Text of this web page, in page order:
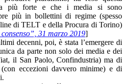
più forte e che i media si sono
più in bollettini di regime (spesso
di TELT e della Procura di Torino)
31 marzo 2019]
decenni, poi, è stata l’emergere di
da parte non solo dei media e dei
il San Paolo, Confindustria) ma di
eccezioni davverominime) e di